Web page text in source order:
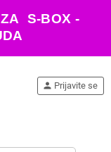
S-BOX -
person Prijavite se